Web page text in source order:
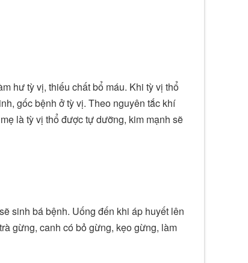
hư tỳ vị, thiếu chất bổ máu. Khi tỳ vị thổ
gốc bệnh ở tỳ vị. Theo nguyên tắc khí
là tỳ vị thổ được tự dưỡng, kim mạnh sẽ
sinh bá bệnh. Uống đến khi áp huyết lên
gừng, canh có bỏ gừng, kẹo gừng, làm